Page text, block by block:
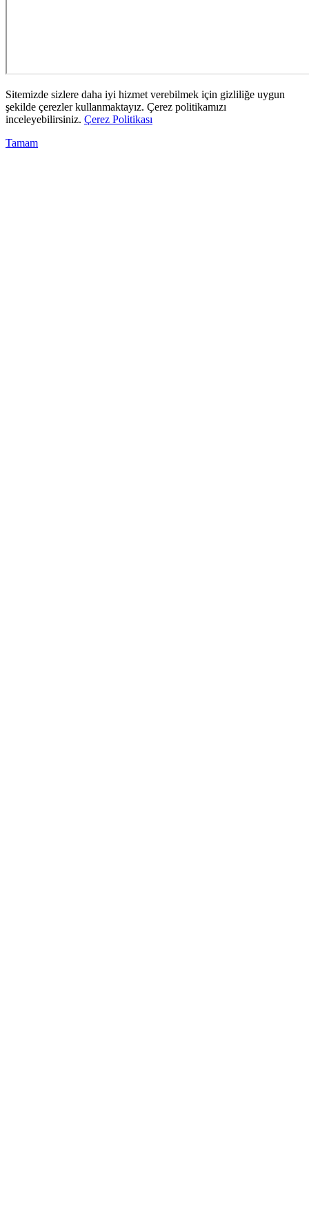
Sitemizde sizlere daha iyi hizmet verebilmek için gizliliğe uygun
şekilde çerezler kullanmaktayız. Çerez politikamızı
inceleyebilirsiniz. Çerez Politikası
Tamam